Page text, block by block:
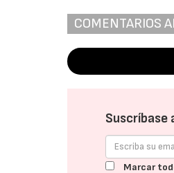
COMENTARIOS
Marcar